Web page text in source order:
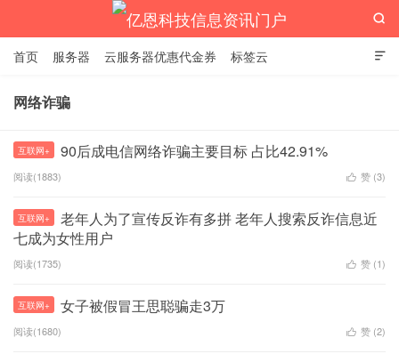
亿恩科技信息资讯门户

首页 服务器 云服务器优惠代金券 标签云

网络诈骗
互联网+ 90后成电信网络诈骗主要目标 占比42.91%
阅读(1883)  赞 (3)
互联网+
老年人为了宣传反诈有多拼 老年人搜索反诈信息近
七成为女性用户
阅读(1735)  赞 (1)
互联网+ 女子被假冒王思聪骗走3万
阅读(1680)  赞 (2)